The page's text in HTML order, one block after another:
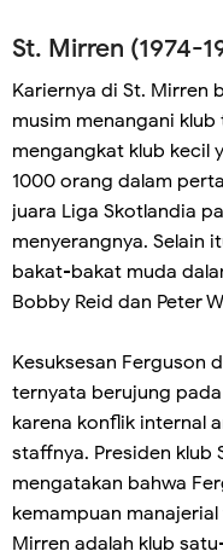
St. Mirren (1974-
Kariernya di St. Mirren
musim menangani klub
mengangkat klub kecil
1000 orang dalam
juara Liga Skotlandia
menyerangnya. Selain
bakat-bakat muda
Bobby Reid dan Peter
Kesuksesan Ferguson
ternyata berujung
karena konflik internal
staffnya. Presiden klub
mengatakan bahwa
kemampuan
Mirren adalah klub